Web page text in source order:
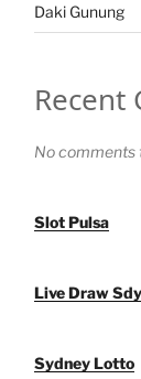
Daki Gunung
Recent
No comments
Slot Pulsa
Live Draw Sdy
Sydney Lotto